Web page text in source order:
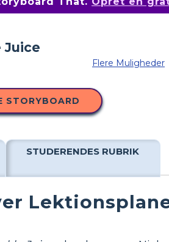
Flere Muligheder
STORYBOARD
STUDERENDES RUBRIK